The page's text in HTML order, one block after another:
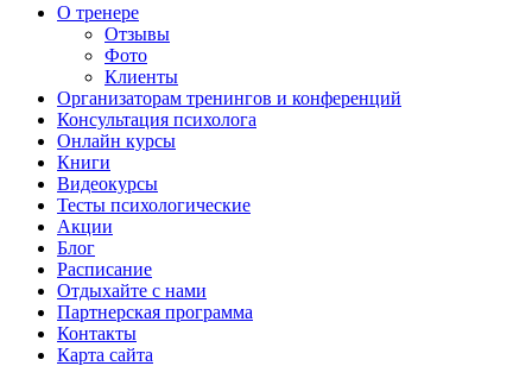
О тренере
Отзывы
Фото
Клиенты
Организаторам тренингов и конференций
Консультация психолога
Онлайн курсы
Книги
Видеокурсы
Тесты психологические
Акции
Блог
Расписание
Отдыхайте с нами
Партнерская программа
Контакты
Карта сайта